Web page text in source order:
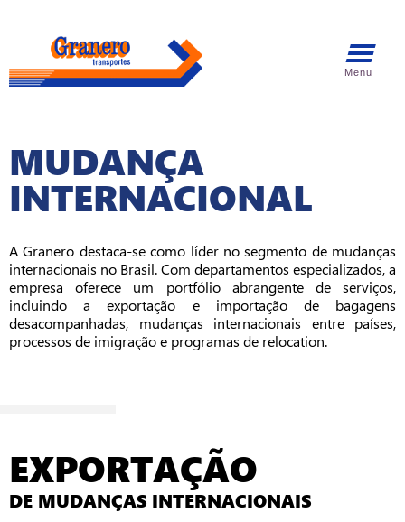
Menu
MUDANÇA
INTERNACIONAL
A Granero destaca-se como líder no segmento de mudanças
internacionais no Brasil. Com departamentos especializados, a
empresa oferece um portfólio abrangente de serviços,
incluindo a exportação e importação de bagagens
desacompanhadas, mudanças internacionais entre países,
processos de imigração e programas de relocation.
EXPORTAÇÃO
DE MUDANÇAS INTERNACIONAIS